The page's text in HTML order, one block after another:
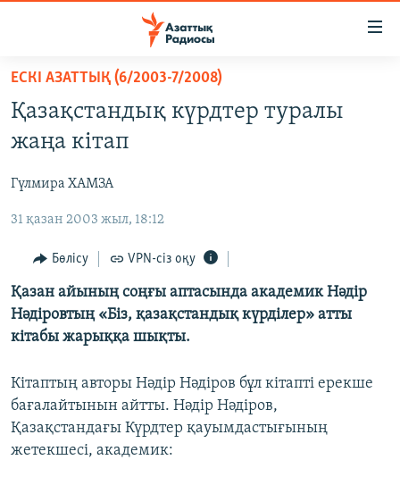
Skip
main
content
to
Navigation
Search
САЯСАТ
ҚАҢТАР ОҚИҒАСЫ
АДАМ ҚҰҚЫҚТАРЫ
ӘЛЕУМЕТ
ӘЛЕМ
АРНАЙЫ ЖОБАЛАР
ЕСКІ АЗАТТЫҚ (6/2003-7/2008)
Қазақстандық күрдтер туралы
жаңа кітап
Гүлмира ХАМЗА
31 қазан 2003 жыл, 18:12
Бөлісу VPN-сіз оқу
Қазан айының соңғы аптасында академик Нәдір
Нәдіровтың «Біз, қазақстандық күрділер» атты
кітабы жарыққа шықты.
Кітаптың авторы Нәдір Нәдіров бұл кітапті ерекше
бағалайтынын айтты. Нәдір Нәдіров,
Қазақстандағы Күрдтер қауымдастығының
жетекшесі, академик: